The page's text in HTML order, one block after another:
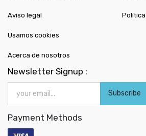
Aviso legal
Usamos cookies
Acerca de nosotros
Newsletter Signup :
Subscribe
Payment Methods